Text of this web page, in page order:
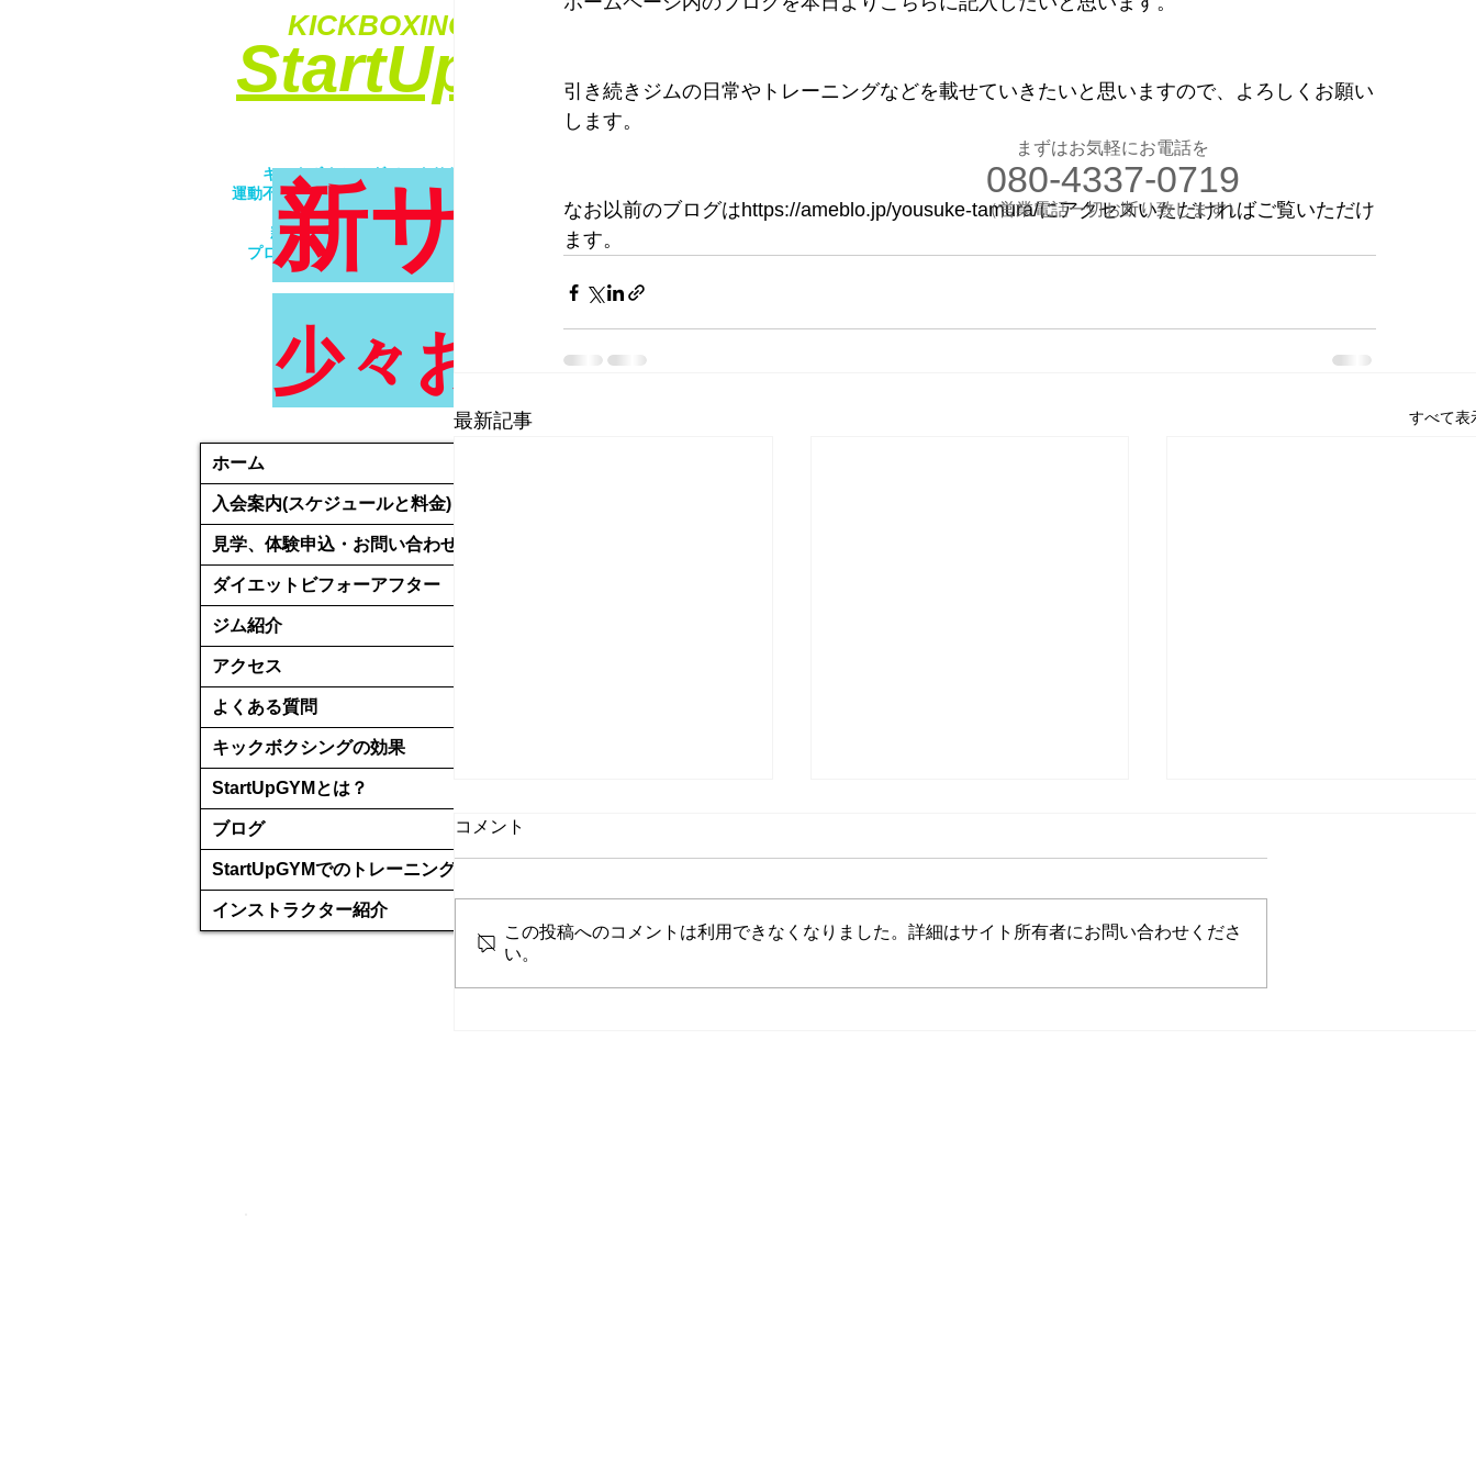
KICKBOXING&FITNESS
​StartUpGYM 080-4337-0719
（営業電話一切お断り）
ホーム
入会案内(スケジュールと料金)
見学、体験申込・お問い合わせ
ダイエットビフォーアフター
ジム紹介
アクセス
よくある質問
キックボクシングの効果
StartUpGYMとは？
ブログ
StartUpGYMでのトレーニング
インストラクター紹介
［重要］料金改定のお知らせ
​体験入会実施中
​キックボクシングでエクササイズ
運動不足解消・ダイエット・ストレス発散
​女性・未経験者歓迎！！
親子で一緒にトレーニング！！
プロが優しく丁寧に指導致します！！
新サイトに移動します
少々お待ちください
引き続きジムの日常やトレーニングなどを載せていきたいと思いますので、よろしくお願い
します。
なお以前のブログはhttps://ameblo.jp/yousuke-tamura/にアクセスいただければご覧いただけ
ます。
最新記事 すべて表
山田インストラクターの投稿 将来インストラクターの投稿
コメント
この投稿へのコメントは利用できなくなりました。詳細はサイト所有者にお問い合わせくださ
い。
まずはお気軽にお電話を
080-4337-0719
​（営業電話一切お断り致します）